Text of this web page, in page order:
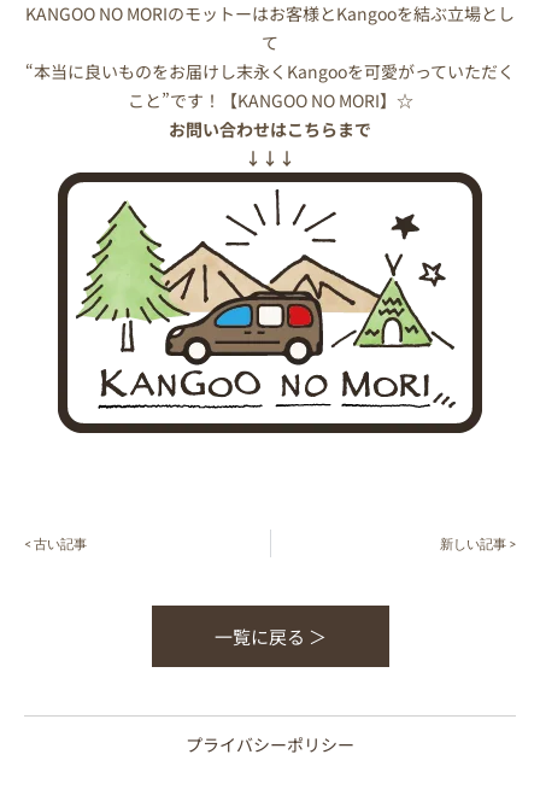
KANGOO NO MORIのモットーはお客様とKangooを結ぶ立場とし
て
“本当に良いものをお届けし末永くKangooを可愛がっていただく
こと”です！【KANGOO NO MORI】☆
お問い合わせはこちらまで
↓↓↓
< 古い記事 新しい記事 >
一覧に戻る ＞
プライバシーポリシー